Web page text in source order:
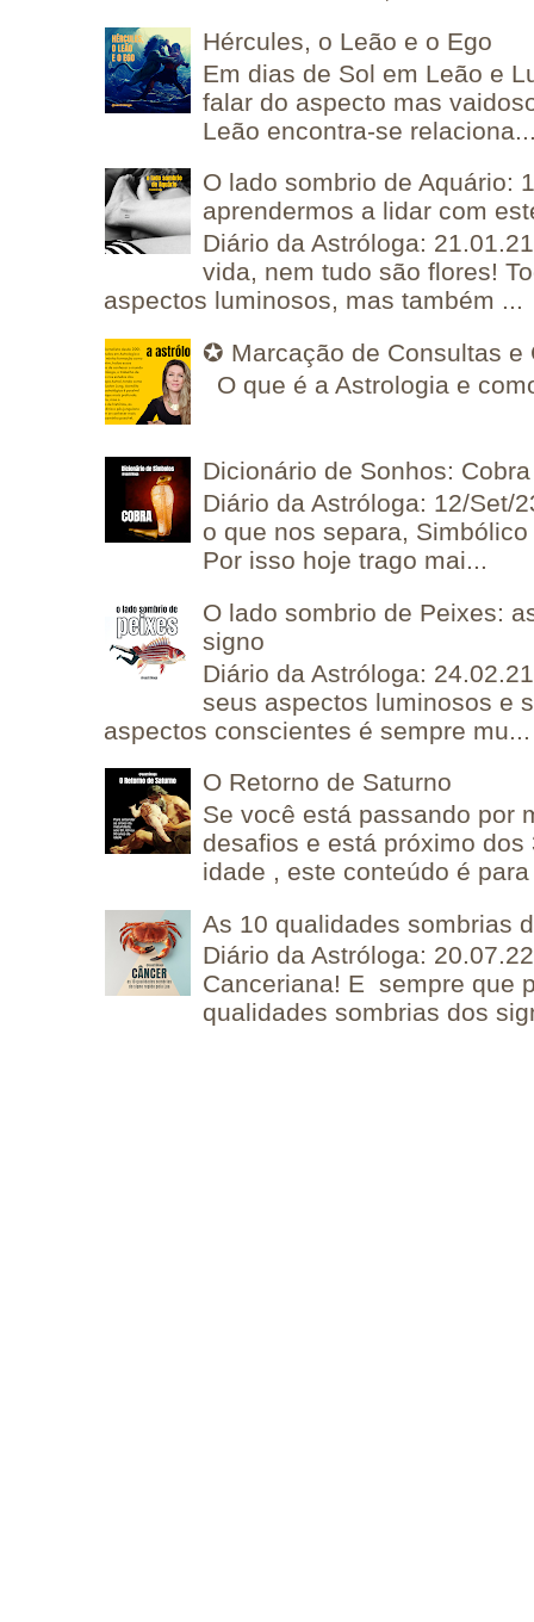
Hércules, o Leão e o Ego
Em dias de Sol em Leão e
falar do aspecto mas
Leão encontra-se
O lado sombrio de Aquário:
aprendermos a lidar com
Diário da Astróloga:
vida, nem tudo são flores!
aspectos luminosos, mas também ...
✪ Marcação de Consultas e
O que é a Astrologia e
Dicionário de Sonhos: Cobra
Diário da Astróloga: 12/Set/
o que nos separa,
Por isso hoje trago mai...
O lado sombrio de Peixes:
signo
Diário da Astróloga:
seus aspectos luminosos e
aspectos conscientes é sempre mu...
O Retorno de Saturno
Se você está passando por
desafios e está próximo
idade , este conteúdo é
As 10 qualidades sombrias
Diário da Astróloga:
Canceriana! E sempre que
qualidades sombrias dos